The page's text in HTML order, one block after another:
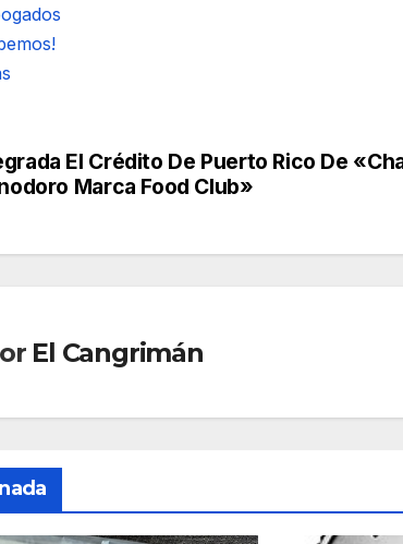
El Crédito De Puerto Rico De
Marca Food Club»
El Cangrimán